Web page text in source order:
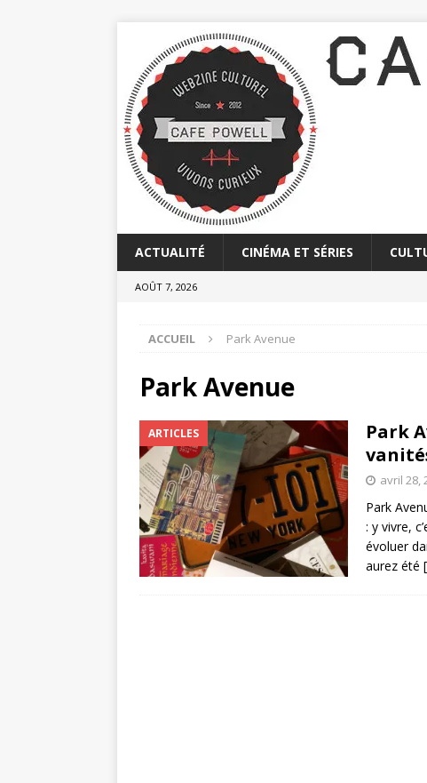
ACTUALITÉ CINÉMA ET SÉRIES
AOÛT 7, 2026
ACCUEIL Park Avenue
Park Avenue
ARTICLES
Park
avril 28,
Park
: y vivre,
évoluer
aurez été